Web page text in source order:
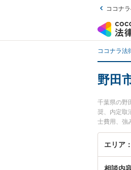
ココナ
ココナラ法
野田
千葉県の野
奨、内定取
士費用、強
実績豊富な
エリア